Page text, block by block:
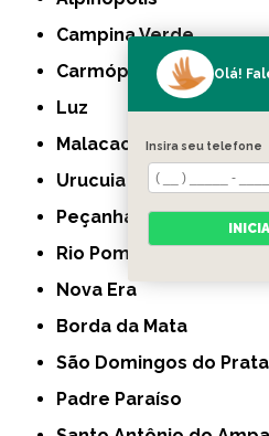
Campina Verde
Carmópolis de Minas
Luz
Malacacheta
Urucuia
Peçanha
Rio Pomba
Nova Era
Borda da Mata
São Domingos do Prata
Padre Paraíso
Olá!
Insira seu telefone